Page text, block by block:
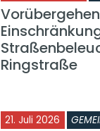
Ringstraße
21. Juli 2026